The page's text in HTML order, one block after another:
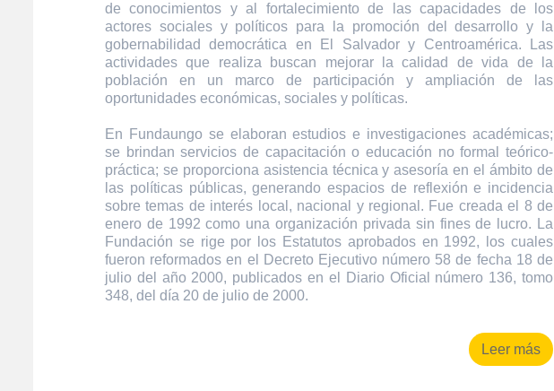
de conocimientos y al fortalecimiento de las capacidades de los
actores sociales y políticos para la promoción del desarrollo y la
gobernabilidad democrática en El Salvador y Centroamérica. Las
actividades que realiza buscan mejorar la calidad de vida de la
población en un marco de participación y ampliación de las
oportunidades económicas, sociales y políticas.
En Fundaungo se elaboran estudios e investigaciones académicas;
se brindan servicios de capacitación o educación no formal teórico-
práctica; se proporciona asistencia técnica y asesoría en el ámbito de
las políticas públicas, generando espacios de reflexión e incidencia
sobre temas de interés local, nacional y regional. Fue creada el 8 de
enero de 1992 como una organización privada sin fines de lucro. La
Fundación se rige por los Estatutos aprobados en 1992, los cuales
fueron reformados en el Decreto Ejecutivo número 58 de fecha 18 de
julio del año 2000, publicados en el Diario Oficial número 136, tomo
348, del día 20 de julio de 2000.
Leer más